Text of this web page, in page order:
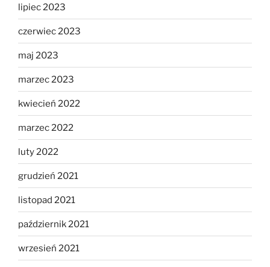
lipiec 2023
czerwiec 2023
maj 2023
marzec 2023
kwiecień 2022
marzec 2022
luty 2022
grudzień 2021
listopad 2021
październik 2021
wrzesień 2021